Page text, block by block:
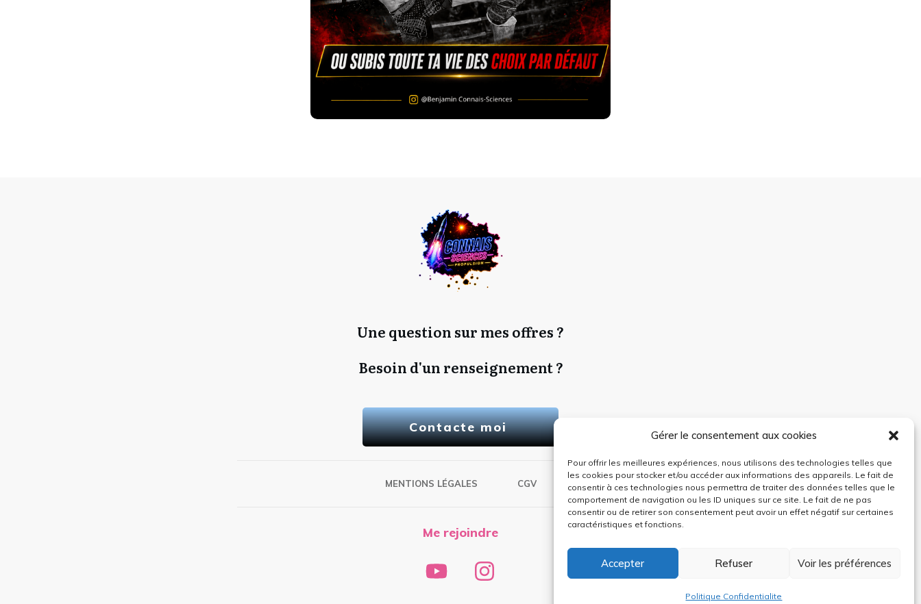
Gérer le consentement aux cookies
Pour offrir les meilleures expériences, nous utilisons des technologies telles que
les cookies pour stocker et/ou accéder aux informations des appareils. Le fait de
consentir à ces technologies nous permettra de traiter des données telles que le
comportement de navigation ou les ID uniques sur ce site. Le fait de ne pas
consentir ou de retirer son consentement peut avoir un effet négatif sur certaines
caractéristiques et fonctions.
Accepter Refuser Voir les préférences
Politique Confidentialite
Une question sur mes offres ?
Besoin d'un renseignement ?
Contacte moi
MENTIONS LÉGALES CGV
Me rejoindre